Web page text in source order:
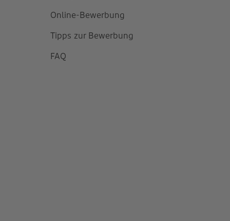
Online-Bewerbung
Tipps zur Bewerbung
FAQ